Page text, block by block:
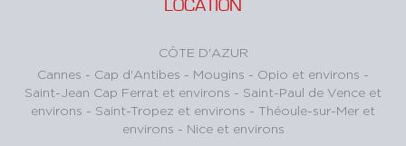
LOCATION
CÔTE D'AZUR
Cannes - Cap d'Antibes - Mougins - Opio et environs -
Saint-Jean Cap Ferrat et environs - Saint-Paul de Vence et
environs - Saint-Tropez et environs - Théoule-sur-Mer et
environs - Nice et environs